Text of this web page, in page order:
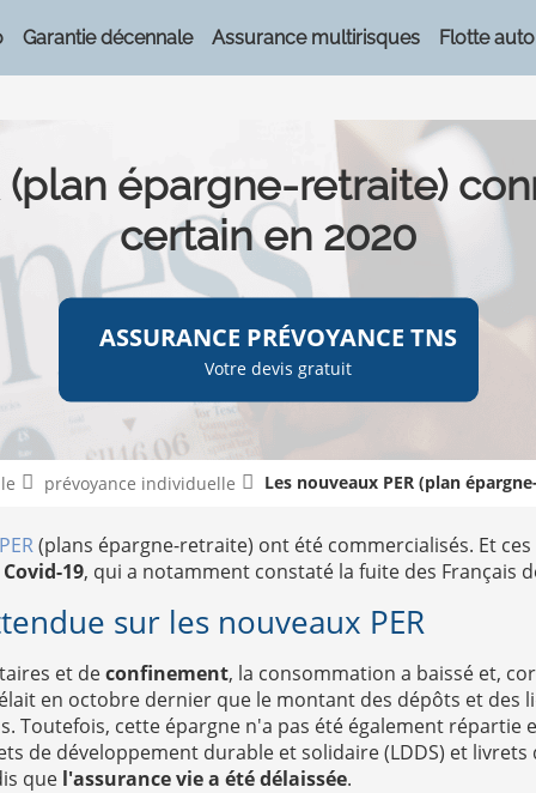
Garantie décennale Assurance multirisques Flotte auto
(plan épargne-retraite)
certain en 2020
ASSURANCE PRÉVOYANCE TNS
Votre devis gratuit
prévoyance individuelle Les nouveaux PER (plan
(plans épargne-retraite) ont été commercialisés. Et
19, qui a notamment constaté la fuite des Français
sur les nouveaux PER
et deconfinement, la consommation a baissé et,
en octobre dernier que le montant des dépôts et
Toutefois, cette épargne n'a pas été également
de développement durable et solidaire (LDDS) et
que l'assurance vie a été délaissée.